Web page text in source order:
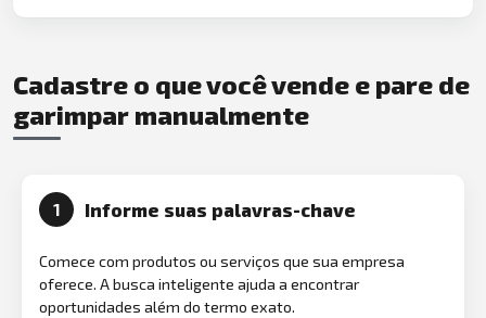
Cadastre o que você vende e pare de
garimpar manualmente
1 Informe suas palavras-chave
Comece com produtos ou serviços que sua empresa
oferece. A busca inteligente ajuda a encontrar
oportunidades além do termo exato.